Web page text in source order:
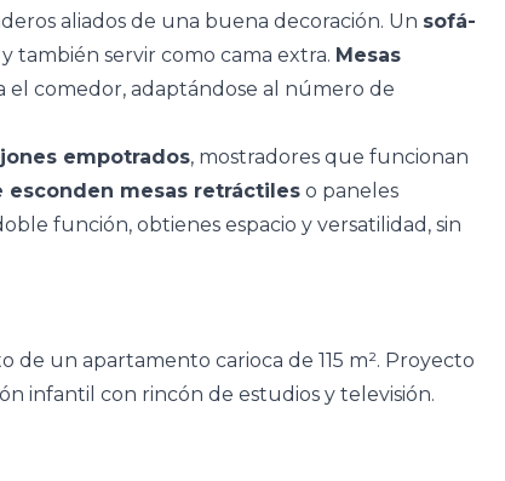
aliados de una buena decoración. Un sofá-
también servir como cama extra. Mesas
el comedor, adaptándose al número de
empotrados, mostradores que funcionan
esconden mesas retráctiles o paneles
función, obtienes espacio y versatilidad, sin